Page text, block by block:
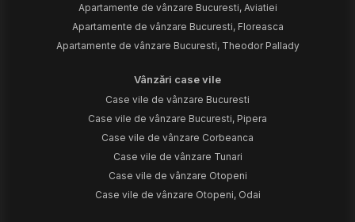
Apartamente de vânzare Bucuresti, Aviatiei
Apartamente de vânzare Bucuresti, Floreasca
Apartamente de vânzare Bucuresti, Theodor Pallady
Vânzări case vile
Case vile de vânzare Bucuresti
Case vile de vânzare Bucuresti, Pipera
Case vile de vânzare Corbeanca
Case vile de vânzare Tunari
Case vile de vânzare Otopeni
Case vile de vânzare Otopeni, Odai